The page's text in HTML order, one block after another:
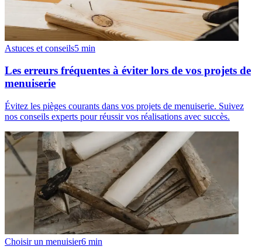
Astuces et conseils5 min
Les erreurs fréquentes à éviter lors de vos projets de
menuiserie
Évitez les pièges courants dans vos projets de menuiserie. Suivez
nos conseils experts pour réussir vos réalisations avec succès.
Choisir un menuisier6 min